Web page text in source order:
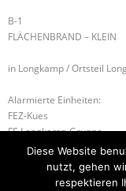
B-1
FLÄCHENBRAND – KLEIN
in Longkamp / Ortsteil
Alarmierte Einheiten:
FEZ-Kues
FF-Longkamp-Gruppe
BeKu WL
B-2
Diese Website
nutzt, gehen
respektieren